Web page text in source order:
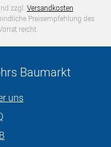
zzgl. Versandkosten
Preisempfehlung des
reicht.
Baumarkt
uns